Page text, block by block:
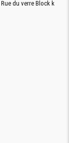
du verre Block k